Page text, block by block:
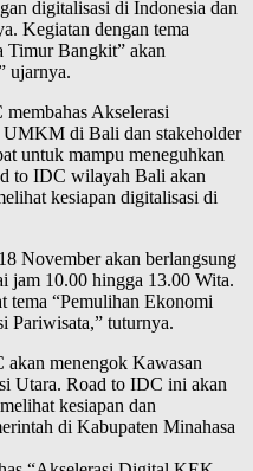
digitalisasi di Indonesia dan
Kegiatan dengan tema
Timur Bangkit” akan
ujarnya.
membahas Akselerasi
di Bali dan stakeholder
untuk mampu meneguhkan
to IDC wilayah Bali akan
kesiapan digitalisasi di
November akan berlangsung
jam 10.00 hingga 13.00 Wita.
tema “Pemulihan Ekonomi
Pariwisata,” tuturnya.
akan menengok Kawasan
Utara. Road to IDC ini akan
kesiapan dan
di Kabupaten Minahasa